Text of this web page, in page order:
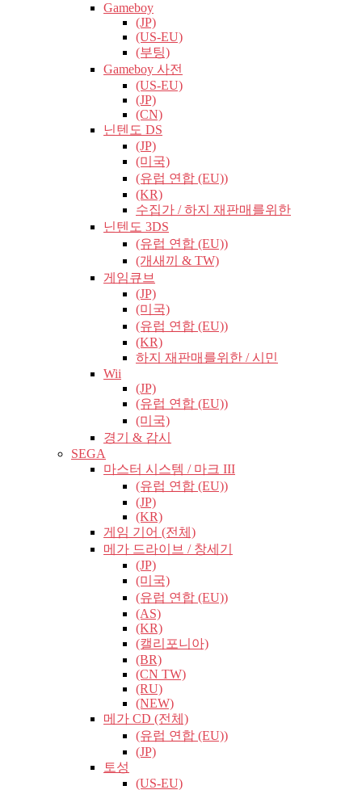
Gameboy
(JP)
(US-EU)
(부팅)
Gameboy 사전
(US-EU)
(JP)
(CN)
닌텐도 DS
(JP)
(미국)
(유럽​​ 연합 (EU))
(KR)
수집가 / 하지 재판매를위한
닌텐도 3DS
(유럽​​ 연합 (EU))
(개새끼 & TW)
게임큐브
(JP)
(미국)
(유럽​​ 연합 (EU))
(KR)
하지 재판매를위한 / 시민
Wii
(JP)
(유럽​​ 연합 (EU))
(미국)
경기 & 감시
SEGA
마스터 시스템 / 마크 III
(유럽​​ 연합 (EU))
(JP)
(KR)
게임 기어 (전체)
메가 드라이브 / 창세기
(JP)
(미국)
(유럽​​ 연합 (EU))
(AS)
(KR)
(캘리포니아)
(BR)
(CN TW)
(RU)
(NEW)
메가 CD (전체)
(유럽​​ 연합 (EU))
(JP)
토성
(US-EU)